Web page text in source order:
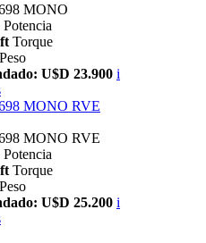
MONO
Potencia
Torque
Peso
U$D 23.900 i
MONO RVE
MONO RVE
Potencia
Torque
Peso
U$D 25.200 i